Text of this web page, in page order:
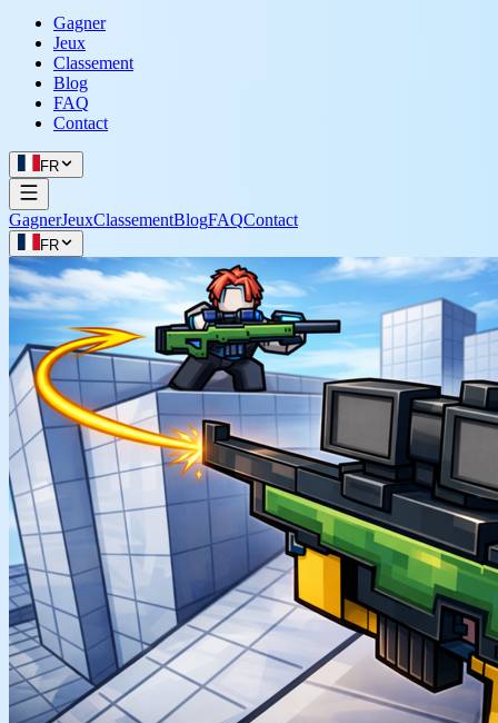
Gagner
Jeux
Classement
Blog
FAQ
Contact
FR
GagnerJeuxClassementBlogFAQContact
FR